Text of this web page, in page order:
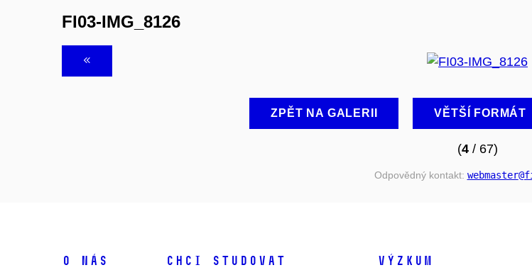
FI03-IMG_8126
ZPĚT NA GALERII VĚTŠÍ FORMÁT
(4/ 67)
Odpovědný kontakt: webmaster
O NÁS CHCI STUDOVAT VÝZKUM